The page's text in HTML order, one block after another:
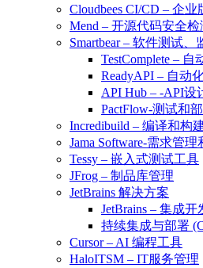
Cloudbees CI/CD – 企业
Mend – 开源代码安全检
Smartbear – 软件测试、
TestComplete –
ReadyAPI – 自动
API Hub – -API设
PactFlow-测试和
Incredibuild – 编译和构
Jama Software-需求管
Tessy – 嵌入式测试工具
JFrog – 制品库管理
JetBrains 解决方案
JetBrains – 集成开
持续集成与部署
Cursor – AI 编程工具
HaloITSM – IT服务管理